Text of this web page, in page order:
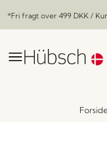
*Fri fragt over 499 DKK /